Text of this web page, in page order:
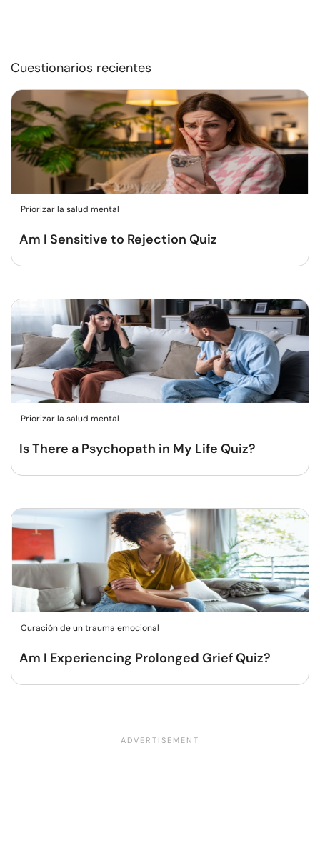
Cuestionarios recientes
Priorizar la salud mental
Am I Sensitive to Rejection Quiz
Priorizar la salud mental
Is There a Psychopath in My Life Quiz?
Curación de un trauma emocional
Am I Experiencing Prolonged Grief Quiz?